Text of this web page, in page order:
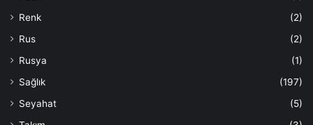
Renk
(2)
Rus
(2)
Rusya
(1)
Sağlık
(197)
Seyahat
(5)